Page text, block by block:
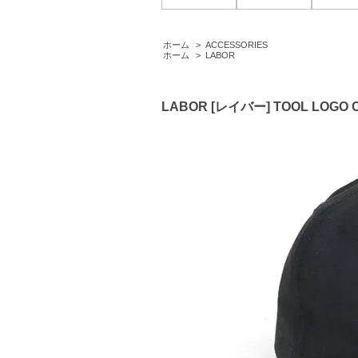
ホーム > ACCESSORIES
ホーム
> LABOR
LABOR [レイバー] TOOL LOGO